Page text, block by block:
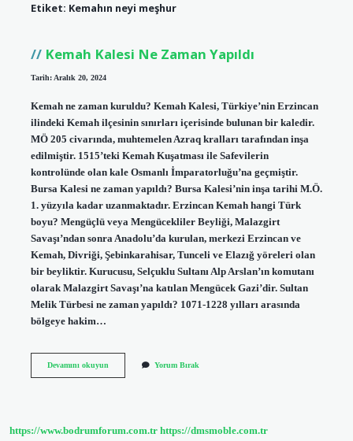
Etiket: Kemahın neyi meşhur
Kemah Kalesi Ne Zaman Yapıldı
Tarih: Aralık 20, 2024
Kemah ne zaman kuruldu? Kemah Kalesi, Türkiye’nin Erzincan
ilindeki Kemah ilçesinin sınırları içerisinde bulunan bir kaledir.
MÖ 205 civarında, muhtemelen Azraq kralları tarafından inşa
edilmiştir. 1515’teki Kemah Kuşatması ile Safevilerin
kontrolünde olan kale Osmanlı İmparatorluğu’na geçmiştir.
Bursa Kalesi ne zaman yapıldı? Bursa Kalesi’nin inşa tarihi M.Ö.
1. yüzyıla kadar uzanmaktadır. Erzincan Kemah hangi Türk
boyu? Mengüçlü veya Mengücekliler Beyliği, Malazgirt
Savaşı’ndan sonra Anadolu’da kurulan, merkezi Erzincan ve
Kemah, Divriği, Şebinkarahisar, Tunceli ve Elazığ yöreleri olan
bir beyliktir. Kurucusu, Selçuklu Sultanı Alp Arslan’ın komutanı
olarak Malazgirt Savaşı’na katılan Mengücek Gazi’dir. Sultan
Melik Türbesi ne zaman yapıldı? 1071-1228 yılları arasında
bölgeye hakim…
Devamını okuyunKemah
Yorum Bırak
https://www.bodrumforum.com.tr https://dmsmoble.com.tr